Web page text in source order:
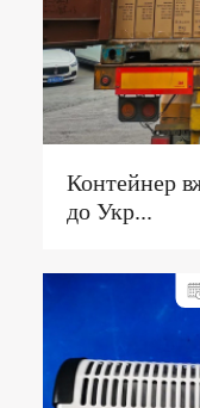
Контейнер
до Укр...